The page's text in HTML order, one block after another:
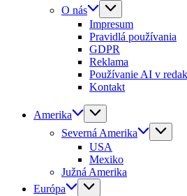
O nás
Impresum
Pravidlá používania
GDPR
Reklama
Používanie AI v
Kontakt
Amerika
Severná Amerika
USA
Mexiko
Južná Amerika
Európa